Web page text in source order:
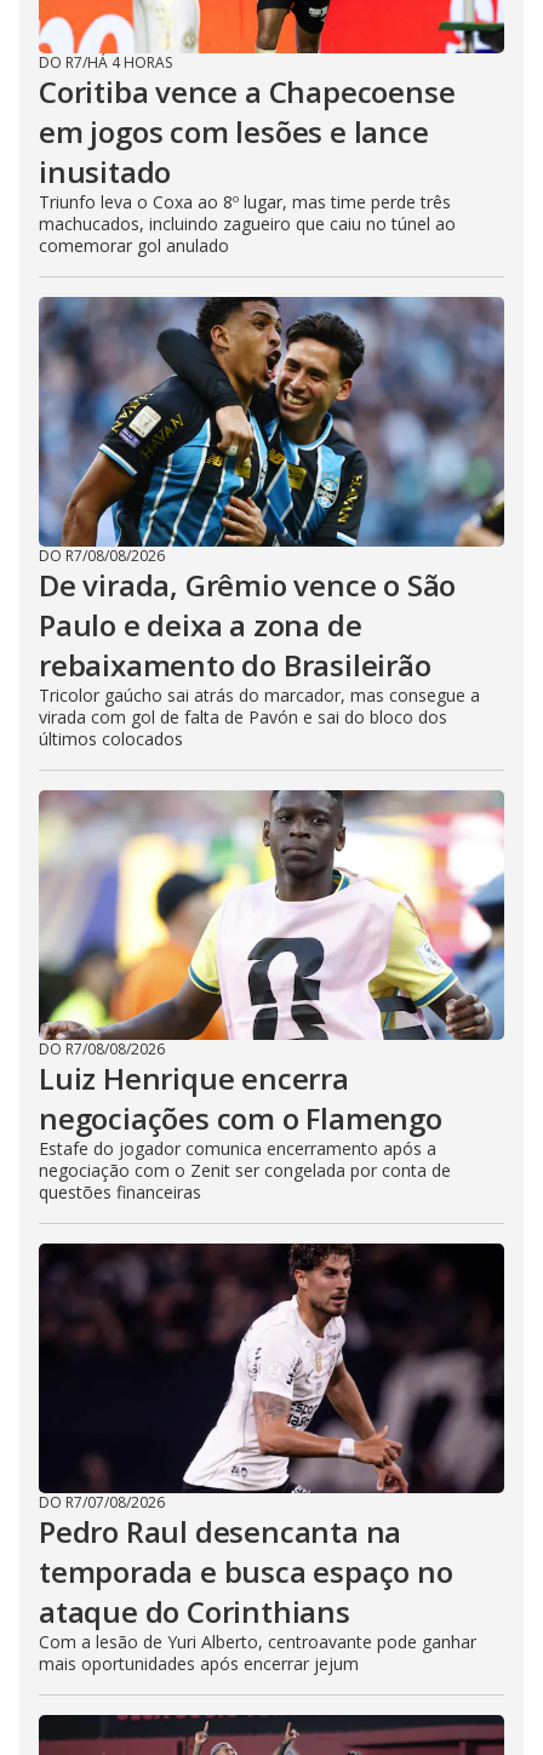
DO R7/HÁ 4 HORAS
Coritiba vence a Chapecoense
em jogos com lesões e lance
inusitado
Triunfo leva o Coxa ao 8º lugar, mas time perde três
machucados, incluindo zagueiro que caiu no túnel ao
comemorar gol anulado
DO R7/08/08/2026
De virada, Grêmio vence o São
Paulo e deixa a zona de
rebaixamento do Brasileirão
Tricolor gaúcho sai atrás do marcador, mas consegue a
virada com gol de falta de Pavón e sai do bloco dos
últimos colocados
DO R7/08/08/2026
Luiz Henrique encerra
negociações com o Flamengo
Estafe do jogador comunica encerramento após a
negociação com o Zenit ser congelada por conta de
questões financeiras
DO R7/07/08/2026
Pedro Raul desencanta na
temporada e busca espaço no
ataque do Corinthians
Com a lesão de Yuri Alberto, centroavante pode ganhar
mais oportunidades após encerrar jejum